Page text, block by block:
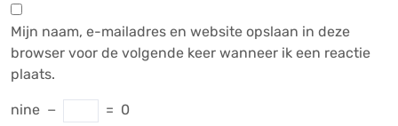
Mijn naam, e-mailadres en website opslaan in deze
browser voor de volgende keer wanneer ik een reactie
plaats.
nine − = 0